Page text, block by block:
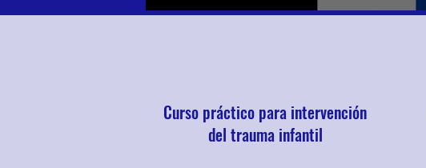
Curso práctico para intervención
del trauma infantil